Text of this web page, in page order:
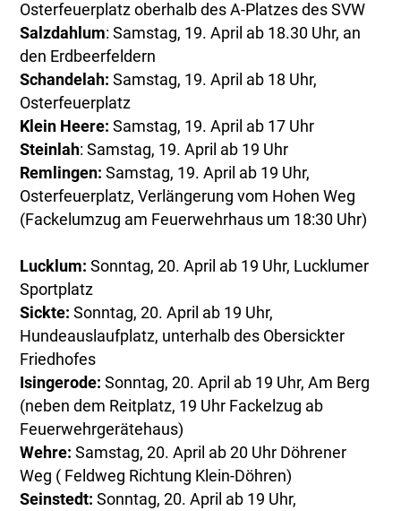
Osterfeuerplatz oberhalb des A-Platzes des SVW
Salzdahlum: Samstag, 19. April ab 18.30 Uhr, an
den Erdbeerfeldern
Schandelah: Samstag, 19. April ab 18 Uhr,
Osterfeuerplatz
Klein Heere: Samstag, 19. April ab 17 Uhr
Steinlah: Samstag, 19. April ab 19 Uhr
Remlingen: Samstag, 19. April ab 19 Uhr,
Osterfeuerplatz, Verlängerung vom Hohen Weg
(Fackelumzug am Feuerwehrhaus um 18:30 Uhr)
Lucklum: Sonntag, 20. April ab 19 Uhr, Lucklumer
Sportplatz
Sickte: Sonntag, 20. April ab 19 Uhr,
Hundeauslaufplatz, unterhalb des Obersickter
Friedhofes
Isingerode: Sonntag, 20. April ab 19 Uhr, Am Berg
(neben dem Reitplatz, 19 Uhr Fackelzug ab
Feuerwehrgerätehaus)
Wehre:Samstag, 20. April ab 20 Uhr Döhrener
Weg ( Feldweg Richtung Klein-Döhren)
Seinstedt: Sonntag, 20. April ab 19 Uhr,